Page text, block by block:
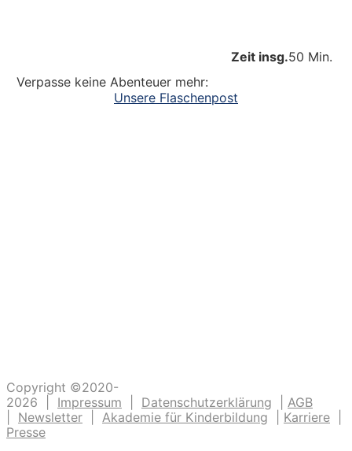
Zeit insg.50 Min.
Verpasse keine Abenteuer mehr:
Unsere Flaschenpost
Copyright ©2020-
2026 | Impressum Datenschutzerklärung
AGB
Newsletter Akademie für Kinderbildung Karriere
Presse